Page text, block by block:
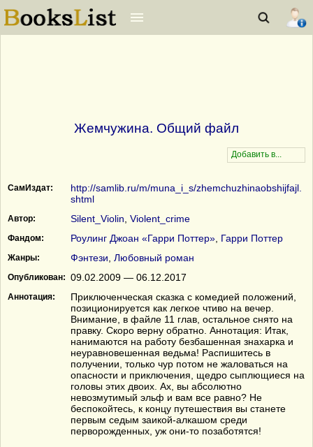
Жемчужина. Общий файл
СамИздат:
http://samlib.ru/m/muna_i_s/zhemchuzhinaobshijfajl.
shtml
Автор: Silent_Violin Violent_crime
Фандом: Роулинг Джоан «Гарри Поттер» Гарри Поттер
Жанры: Фэнтези Любовный роман
Опубликован: 09.02.2009 — 06.12.2017
Аннотация:
Приключенческая сказка с комедией положений,
позиционируется как легкое чтиво на вечер.
Внимание, в файле 11 глав, остальное снято на
правку. Скоро верну обратно. Аннотация: Итак,
нанимаются на работу безбашенная знахарка и
неуравновешенная ведьма! Распишитесь в
получении, только чур потом не жаловаться на
опасности и приключения, щедро сыплющиеся на
головы этих двоих. Ах, вы абсолютно
невозмутимый эльф и вам все равно? Не
беспокойтесь, к концу путешествия вы станете
первым седым заикой-алкашом среди
перворожденных, уж они-то позаботятся!